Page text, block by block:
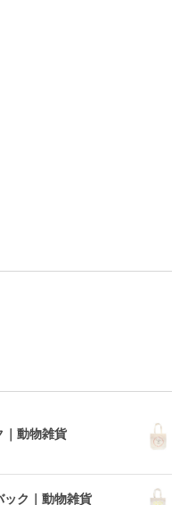
｜動物雑貨
ク｜動物雑貨